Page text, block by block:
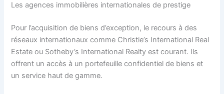
Les agences immobilières internationales de prestige
Pour l’acquisition de biens d’exception, le recours à des
réseaux internationaux comme Christie’s International Real
Estate ou Sotheby’s International Realty est courant. Ils
offrent un accès à un portefeuille confidentiel de biens et
un service haut de gamme.